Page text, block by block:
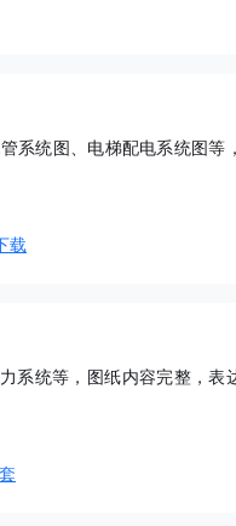
系统图、电梯配电系统图等
载
系统等，图纸内容完整，表